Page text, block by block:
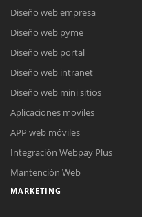
Diseño web empresa
Diseño web pyme
Diseño web portal
Diseño web intranet
Diseño web mini sitios
Aplicaciones moviles
APP web móviles
Integración Webpay Plus
Mantención Web
MARKETING